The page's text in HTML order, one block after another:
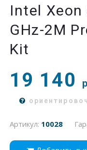
Intel Xeon
GHz-2M
Kit
19 140
Артикул: 10028